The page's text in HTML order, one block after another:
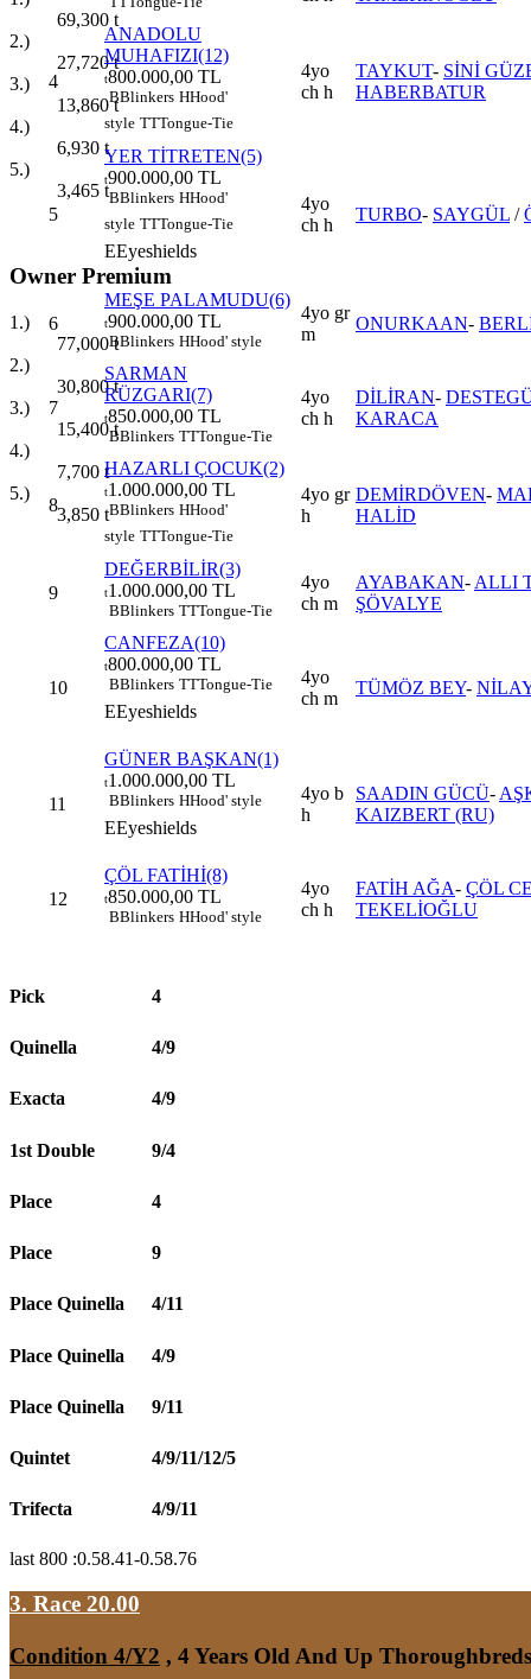
69,300 t
2.)
27,720t
3.)
13,860t
4.)
6,930 t
5.)
3,465 t
Owner Premium
1.)
77,000t
2.)
30,800t
3.)
15,400t
4.)
7,700 t
5.)
3,850 t
4
ANADOLU
MUHAFIZI(12)
t800.000,00 TL
BBlinkers HHood'
style TTTongue-Tie
4yo
ch h
TAYKUT- SİNİ
HABERBATUR
5
YER TİTRETEN(5)
t900.000,00 TL
BBlinkers HHood'
style TTTongue-Tie
EEyeshields
4yo
ch h
TURBO- SAYGÜL /
6
MEŞE PALAMUDU(6)
t900.000,00 TL
BBlinkers HHood' style
4yo gr
m
ONURKAAN-
7
SARMAN
RÜZGARI(7)
t850.000,00 TL
BBlinkers TTTongue-Tie
4yo
ch h
DİLİRAN-
KARACA
8
HAZARLI ÇOCUK(2)
t1.000.000,00 TL
BBlinkers HHood'
style TTTongue-Tie
4yo gr
h
DEMİRDÖVEN-
HALİD
9
DEĞERBİLİR(3)
t1.000.000,00 TL
BBlinkers TTTongue-Tie
4yo
ch m
AYABAKAN- ALLI
ŞÖVALYE
10
CANFEZA(10)
t800.000,00 TL
BBlinkers TTTongue-Tie
EEyeshields
4yo
ch m
TÜMÖZ BEY-
11
GÜNER BAŞKAN(1)
t1.000.000,00 TL
BBlinkers HHood' style
EEyeshields
4yo b
h
SAADIN GÜCÜ-
KAIZBERT (RU)
12
ÇÖL FATİHİ(8)
t850.000,00 TL
BBlinkers HHood' style
4yo
ch h
FATİH AĞA- ÇÖL
TEKELİOĞLU
Pick 4
Quinella 4/9
Exacta 4/9
1st Double 9/4
Place 4
Place 9
Place Quinella 4/11
Place Quinella 4/9
Place Quinella 9/11
Quintet 4/9/11/12/5
Trifecta 4/9/11
last 800 :0.58.41-0.58.76
3. Race 20.00
Condition 4/Y2 , 4 Years Old And Up